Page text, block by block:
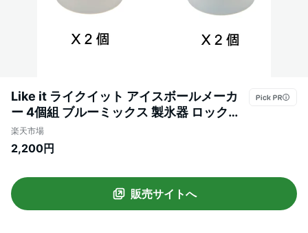
Like it ライクイット アイスボールメーカ
ー 4個組 ブルーミックス 製氷器 ロック氷
丸氷 STK-06L 4P 4941860118510
楽天市場
2,200円
販売サイトへ